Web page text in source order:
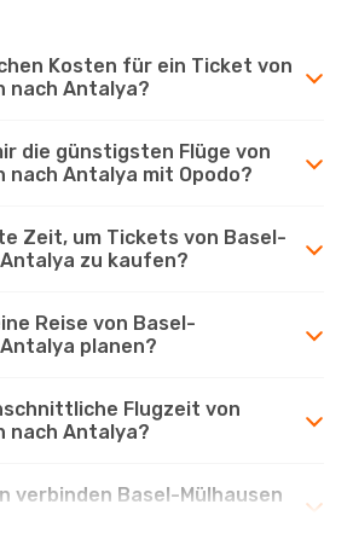
Kosten für ein Ticket von
nach Antalya?
die günstigsten Flüge von
nach Antalya mit Opodo?
Zeit, um Tickets von Basel-
zu kaufen?
Reise von Basel-
planen?
Flugzeit von
nach Antalya?
verbinden Basel-Mülhausen